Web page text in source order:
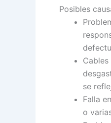
Posibles
se
Falla
o